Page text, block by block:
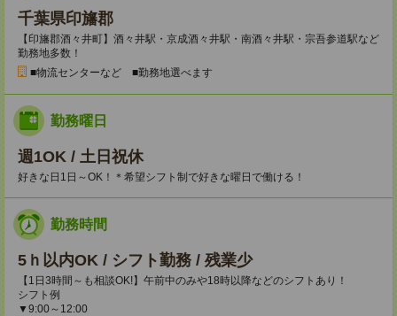
千葉県印旛郡
【印旛郡酒々井町】酒々井駅・京成酒々井駅・南酒々井駅・宗吾参道駅など
勤務地多数！
■物流センターなど ■勤務地選べます
勤務曜日
週1OK / 土日祝休
好きな日1日～OK！＊希望シフト制で好きな曜日で働ける！
勤務時間
5ｈ以内OK / シフト勤務 / 残業少
【1日3時間～も相談OK!】午前中のみや18時以降などのシフトあり！
シフト例
▼9:00～12:00